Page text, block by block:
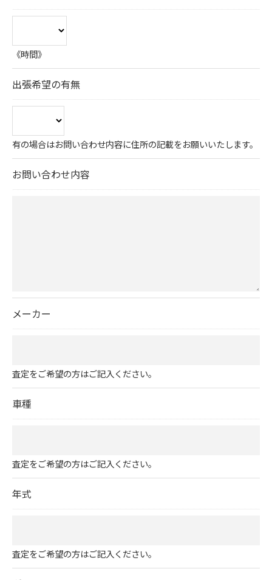
《時間》
出張希望の有無
有の場合はお問い合わせ内容に住所の記載をお願いいたします。
お問い合わせ内容
メーカー
査定をご希望の方はご記入ください。
車種
査定をご希望の方はご記入ください。
年式
査定をご希望の方はご記入ください。